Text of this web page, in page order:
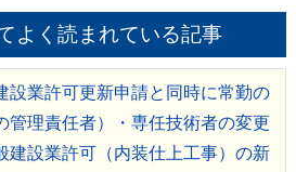
よく読まれている記事
設業許可更新申請と同時に常勤の
管理責任者）・専任技術者の変更
建設業許可（内装仕上工事）の新